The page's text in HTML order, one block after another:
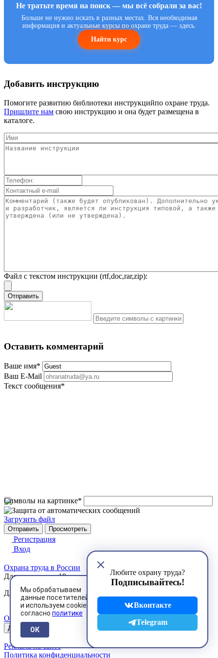
Не тратьте время на поиск — мы всё собрали за вас!
Больше не нужно искать в разных местах. Вся необходимая
информация и актуальные курсы по охране труда — здесь.
Найти курс
Добавить инструкцию
Помогите развитию библиотеки инструкцийпо охране труда.
Пришлите нам свою инструкцию и она будет размещена в
каталоге.
Файл с текстом инструкции (rtf,doc,rar,zip):
Оставить комментарий
Ваше имя*
Ваш E-Mail
Текст сообщения*
Символы на картинке*
Загрузить файл
Регистрация
Вход
Мы обрабатываем
данные посетителей
и используем cookies
согласно политике
ОК
Любите охрану труда?
Подписывайтесь!
Вконтакте
Telegram
Охрана труда в России
Для лиц старше 18 лет.
Для связи с администрацией пишите на
Обратная связь
Десктопная версия
Реклама на сайте
Политика конфиденциальности